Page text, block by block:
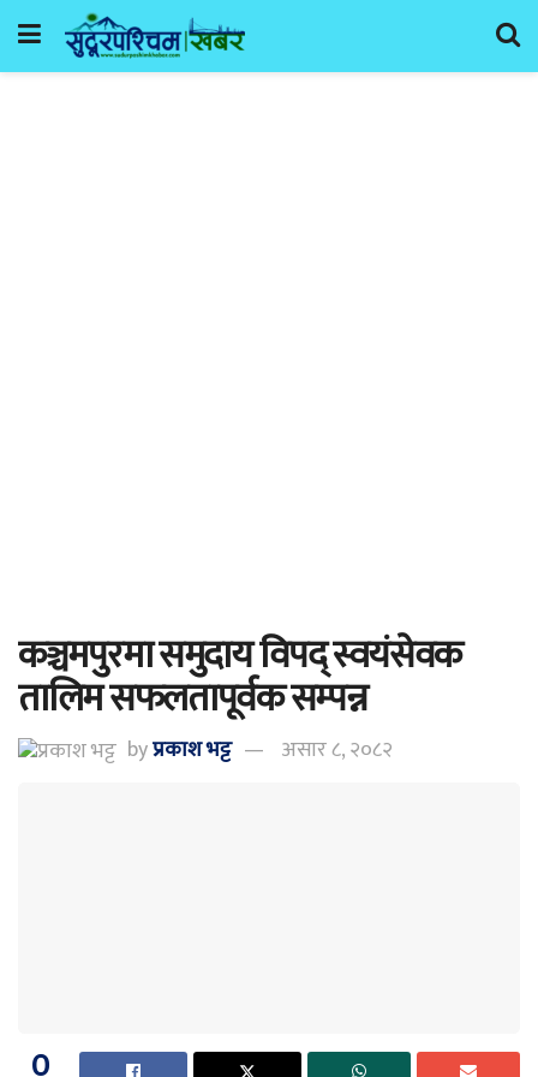
कञ्चमपुरमा समुदाय विपद् स्वयंसेवक
तालिम सफलतापूर्वक सम्पन्न
byप्रकाश भट्ट असार ८, २०८२
0